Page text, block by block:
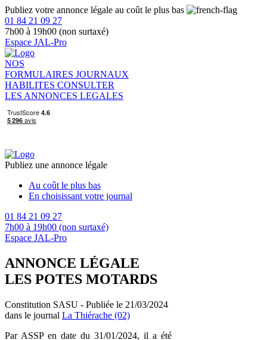
Publiez votre annonce légale au coût le plus bas
01 84 21 09 27
7h00 à 19h00 (non surtaxé)
Espace JAL-Pro
NOS
FORMULAIRES JOURNAUX
HABILITES CONSULTER
LES ANNONCES LEGALES
Publiez une annonce légale
Au coût le plus bas
En choisissant votre journal
01 84 21 09 27
7h00 à 19h00 (non surtaxé)
Espace JAL-Pro
ANNONCE LÉGALE
LES POTES MOTARDS
Constitution SASU - Publiée le 21/03/2024
dans le journal La Thiérache (02)
Par ASSP en date du 31/01/2024, il a été